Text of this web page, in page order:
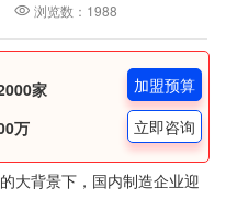
浏览数：1988
家
万
加盟预算
立即咨询
大背景下，国内制造企业迎